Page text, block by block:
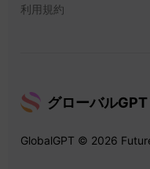
利用規約
グローバルGPT
GlobalGPT © 2026